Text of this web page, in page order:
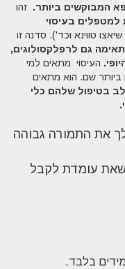
המבוקשים ביותר. זהו
למטפלים בעיסוי
טווינא וכד'). סדנה זו
גם לרפלקסולוגים,
העיסוי מתאים למי
ביותר שם. הוא מתאים
בטיפול שלהם כלי
את התמורה גבוהה
עומדת לקבל